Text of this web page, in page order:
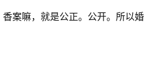
案嘛，就是公正。公开。所以婚